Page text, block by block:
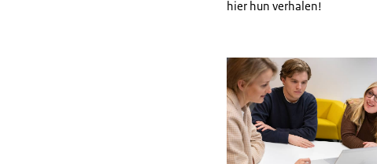
hier hun verhalen!